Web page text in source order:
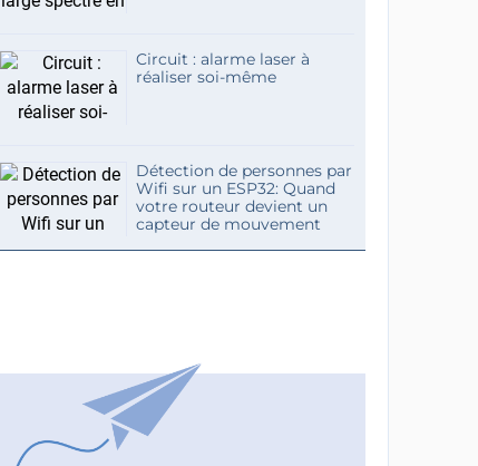
Circuit : alarme laser à
réaliser soi-même
Détection de personnes par
Wifi sur un ESP32: Quand
votre routeur devient un
capteur de mouvement